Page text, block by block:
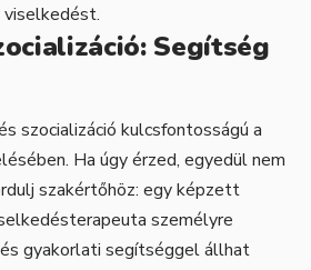
viselkedést.
Segítség
szocializáció kulcsfontosságú a
Ha úgy érzed, egyedül nem
szakértőhöz: egy képzett
személyre
gyakorlati segítséggel állhat